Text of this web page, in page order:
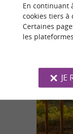
En continuant
cookies tiers à
Certaines
les
JE